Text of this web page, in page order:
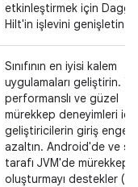
etkinleştirmek için
Hilt'in işlevini genişletin.
Sınıfının en iyisi kalem
uygulamaları geliştirin.
performanslı ve güzel
mürekkep deneyimleri için
geliştiricilerin giriş
azaltın. Android'de ve
tarafı JVM'de mürekkep
oluşturmayı destekler